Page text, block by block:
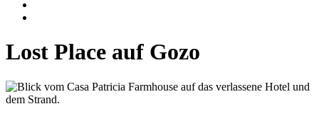
Lost Place auf Gozo